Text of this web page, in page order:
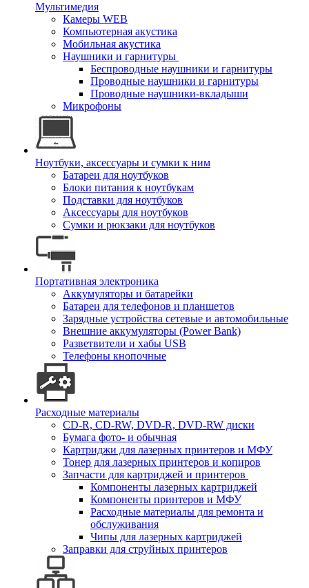
Мультимедия
Камеры WEB
Компьютерная акустика
Мобильная акустика
Наушники и гарнитуры
Беспроводные наушники и гарнитуры
Проводные наушники и гарнитуры
Проводные наушники-вкладыши
Микрофоны
Ноутбуки, аксессуары и сумки к ним
Батареи для ноутбуков
Блоки питания к ноутбукам
Подставки для ноутбуков
Аксессуары для ноутбуков
Сумки и рюкзаки для ноутбуков
Портативная электроника
Аккумуляторы и батарейки
Батареи для телефонов и планшетов
Зарядные устройства сетевые и автомобильные
Внешние аккумуляторы (Power Bank)
Разветвители и хабы USB
Телефоны кнопочные
Расходные материалы
CD-R, CD-RW, DVD-R, DVD-RW диски
Бумага фото- и обычная
Картриджи для лазерных принтеров и МФУ
Тонер для лазерных принтеров и копиров
Запчасти для картриджей и принтеров
Компоненты лазерных картриджей
Компоненты принтеров и МФУ
Расходные материалы для ремонта и
обслуживания
Чипы для лазерных картриджей
Заправки для струйных принтеров